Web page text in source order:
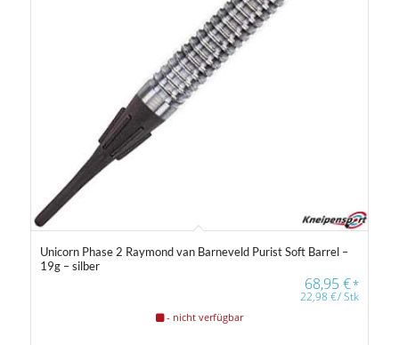
Unicorn Phase 2 Raymond van Barneveld Purist Soft Barrel –
19g – silber
68,95€*
22,98€/Stk
- nicht verfügbar